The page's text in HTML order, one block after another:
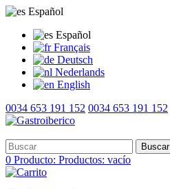
Español
Español
Français
Deutsch
Nederlands
English
0034 653 191 152 0034 653 191 152
Buscar
0 Producto: Productos: vacío